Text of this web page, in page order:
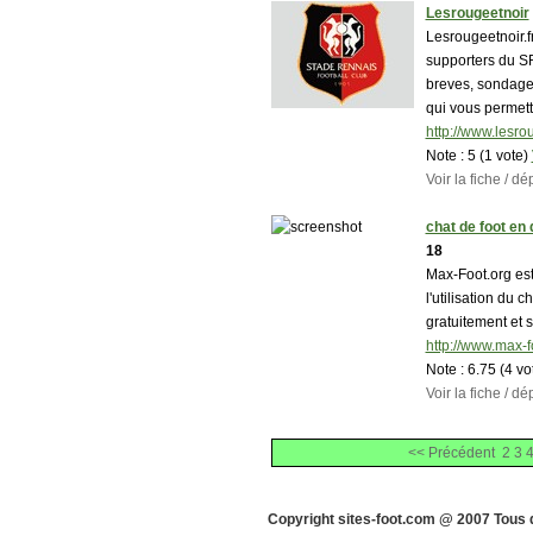
Lesrougeetnoir
supporters du
breves,
qui vous
http://
Note : 5 (1 vote)
Voir la fiche /
chat de foot en
18
Max-Foot.org
l'utilisation du
gratuitement et
http://www.max-
Note : 6.75 (4
Voir la fiche /
<< Précédent 2 3 4
Copyright sites-foot.com @ 2007